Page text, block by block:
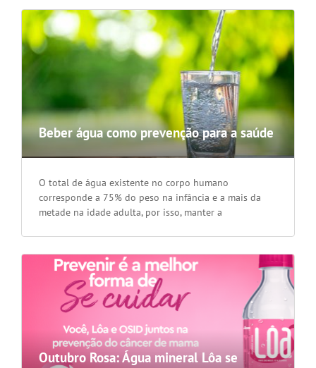
Beber água como prevenção para a saúde
O total de água existente no corpo humano
corresponde a 75% do peso na infância e a mais da
metade na idade adulta, por isso, manter a
Outubro Rosa: Água mineral Lôa se